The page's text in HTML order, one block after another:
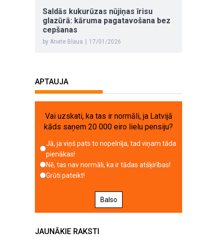
Saldās kukurūzas nūjiņas īrisu
glazūrā: kāruma pagatavošana bez
cepšanas
by Anete Blaua | 17/01/2026
APTAUJA
Vai uzskati, ka tas ir normāli, ja Latvijā
kāds saņem 20 000 eiro lielu pensiju?
Jā, ja viņš pats to nopelnīja, tad viņam tāda
pienākas!
Nē, tas nav normāli, ka ir tādas atšķirības!
Grūti pateikt!
Balso
JAUNĀKIE RAKSTI